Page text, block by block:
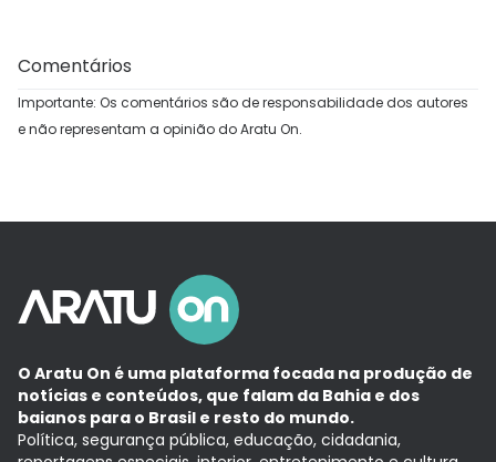
Comentários
Importante: Os comentários são de responsabilidade dos autores
e não representam a opinião do Aratu On.
O Aratu On é uma plataforma focada na produção de
notícias e conteúdos, que falam da Bahia e dos
baianos para o Brasil e resto do mundo.
Política, segurança pública, educação, cidadania,